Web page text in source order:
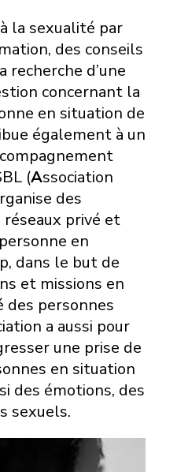
la sexualité par
des conseils
recherche d’une
concernant la
en situation de
également à un
(Association
des
privé et
en
dans le but de
et missions en
des personnes
a aussi pour
une prise de
en situation
des émotions, des
sexuels.